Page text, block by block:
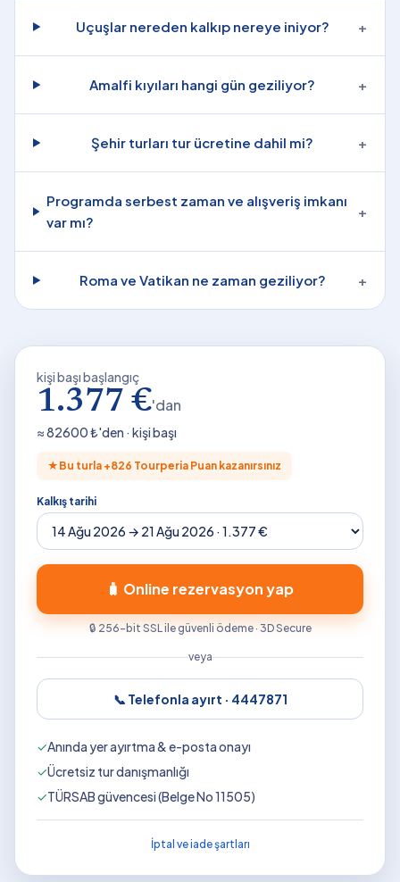
Uçuşlar nereden kalkıp nereye iniyor? +
Amalfi kıyıları hangi gün geziliyor? +
Şehir turları tur ücretine dahil mi? +
Programda serbest zaman ve alışveriş imkanı
var mı?
+
Roma ve Vatikan ne zaman geziliyor? +
kişi başı başlangıç
1.377 €'dan
≈82600₺'den · kişi başı
★ Bu turla +826 Tourperia Puan kazanırsınız
Kalkış tarihi
🧳 Online rezervasyon yap
🔒 256-bit SSL ile güvenli ödeme · 3D Secure
veya
📞 Telefonla ayırt · 4447871
✓Anında yer ayırtma & e-posta onayı
✓Ücretsiz tur danışmanlığı
✓TÜRSAB güvencesi (Belge No 11505)
İptal ve iade şartları